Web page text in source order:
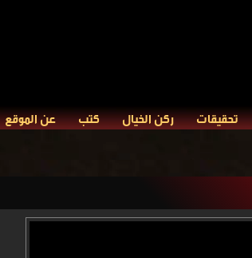
تحقيقات ركن الخيال كتب عن الموقع